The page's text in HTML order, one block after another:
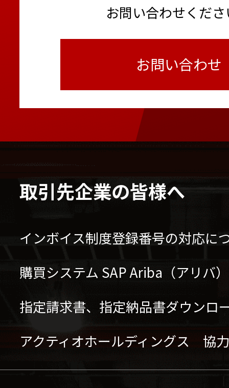
お問い合わせくだ
お問い合わせ
取引先企業の皆様へ
インボイス制度登録番号の対応に
購買システム SAP Ariba（アリバ
指定請求書、指定納品書ダウンロ
アクティオホールディングス 協